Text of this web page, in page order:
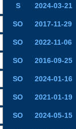
S 2024-03-21
SO 2017-11-29
SO 2022-11-06
SO 2016-09-25
SO 2024-01-16
SO 2021-01-19
SO 2024-05-15